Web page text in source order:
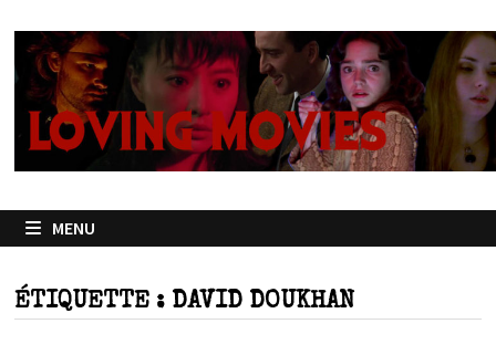
contenu
MENU
ÉTIQUETTE : DAVID DOUKHAN